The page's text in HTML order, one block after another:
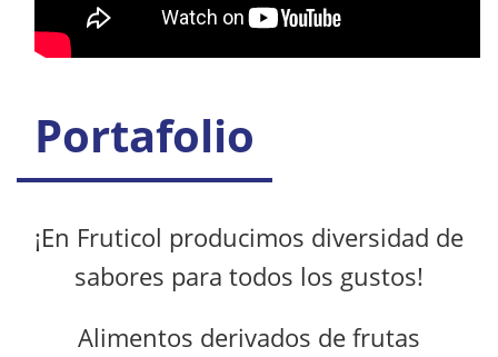
Portafolio
¡En Fruticol producimos diversidad de
sabores para todos los gustos!
Alimentos derivados de frutas